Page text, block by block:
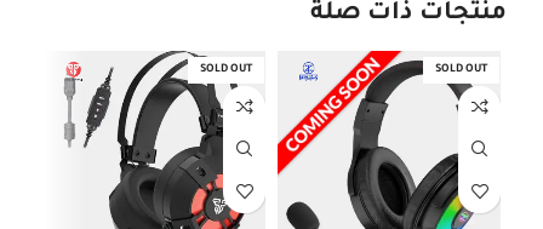
منتجات ذات صلة
SOLD OUT
SOLD OUT